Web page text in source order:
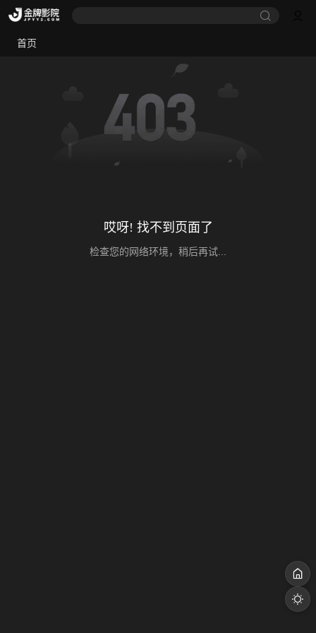
首页
哎呀! 找不到页面了
检查您的网络环境，稍后再试...